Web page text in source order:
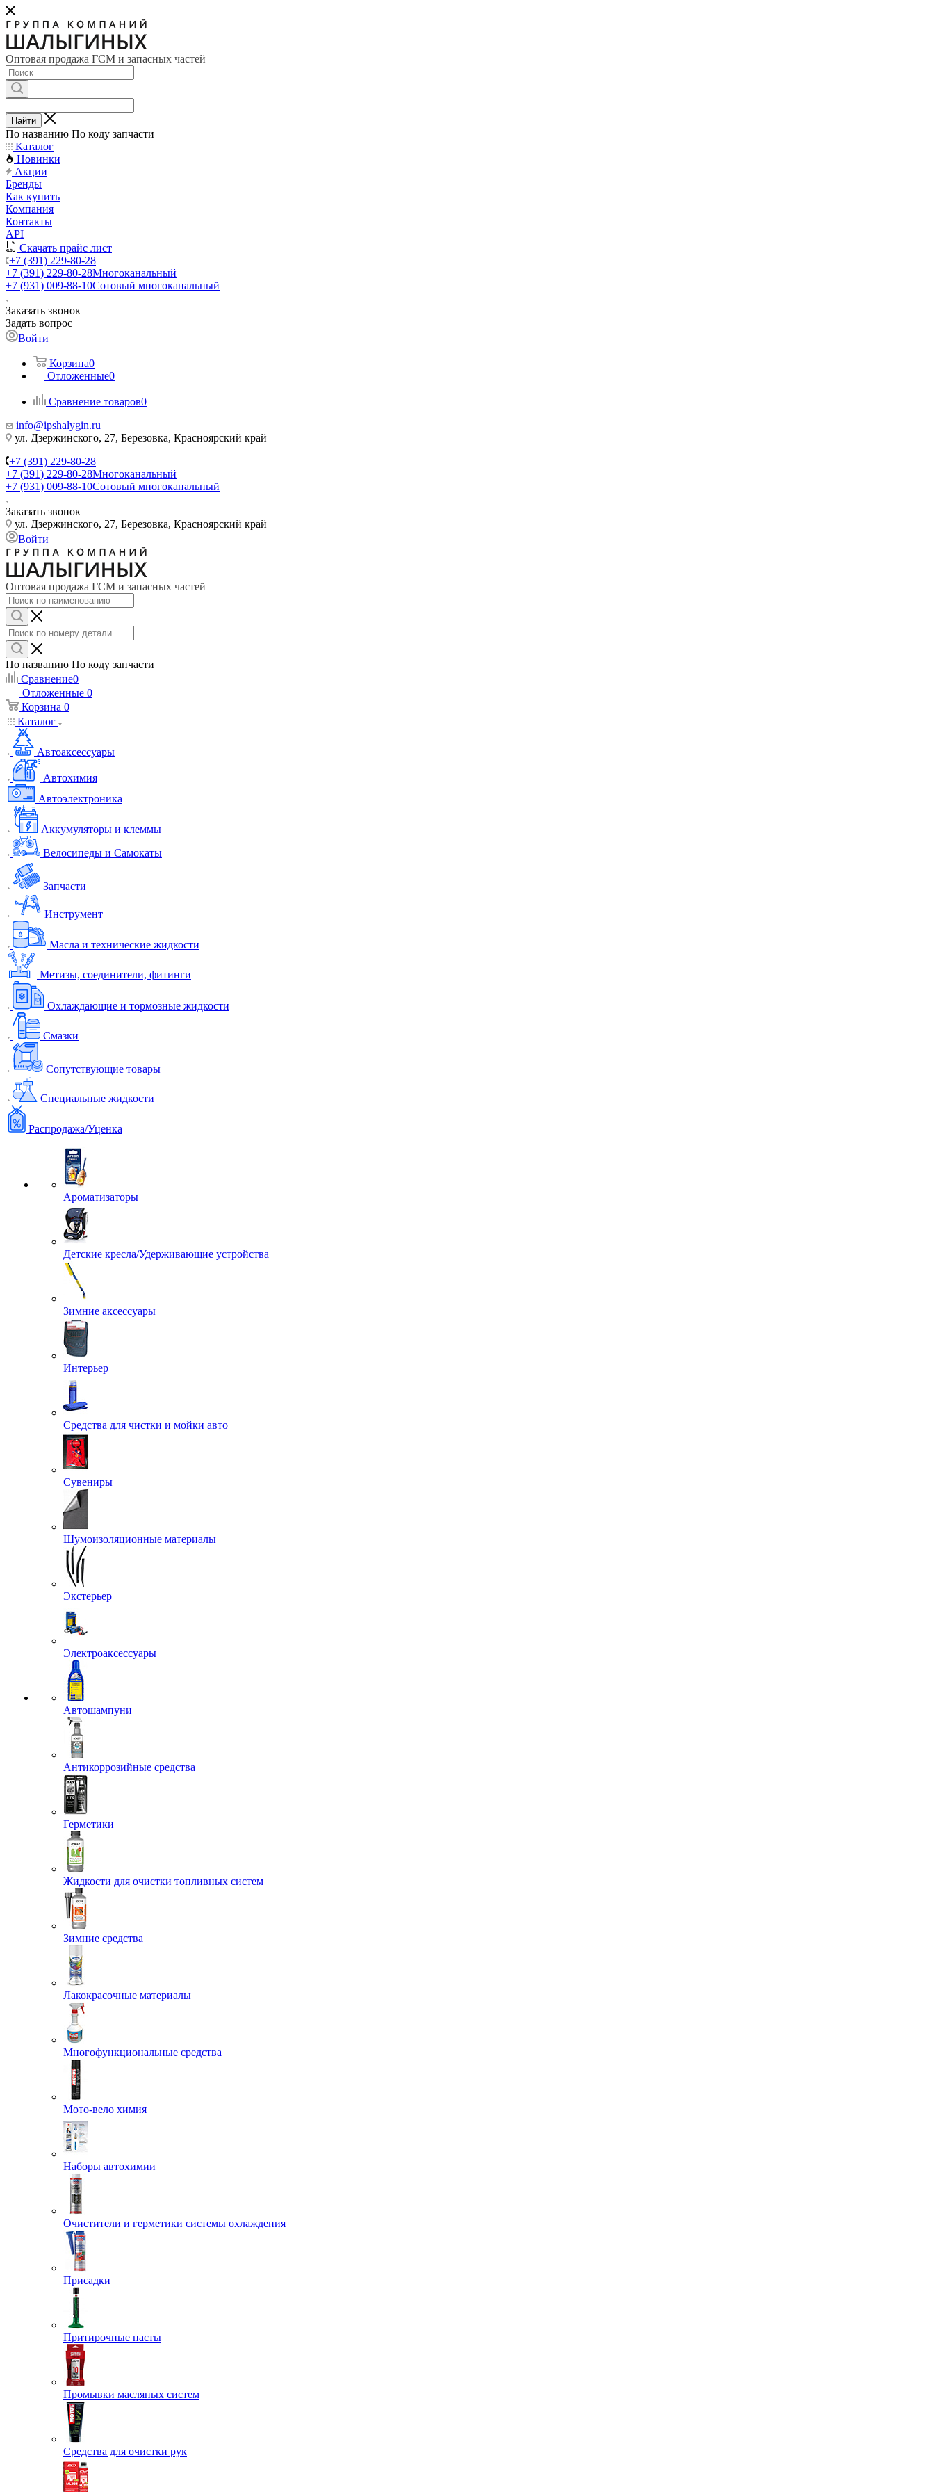
Оптовая продажа ГСМ и запасных частей
Найти
По названию По коду запчасти
Каталог
Новинки
Акции
Бренды
Как купить
Компания
Контакты
API
Скачать прайс лист
+7 (391) 229-80-28
+7 (391) 229-80-28Многоканальный
+7 (931) 009-88-10Сотовый многоканальный
Заказать звонок
Задать вопрос
Войти
Корзина0
Отложенные0
Сравнение товаров0
info@ipshalygin.ru
ул. Дзержинского, 27, Березовка, Красноярский край
+7 (391) 229-80-28
+7 (391) 229-80-28Многоканальный
+7 (931) 009-88-10Сотовый многоканальный
Заказать звонок
ул. Дзержинского, 27, Березовка, Красноярский край
Войти
Оптовая продажа ГСМ и запасных частей
По названию По коду запчасти
Сравнение0
Отложенные 0
Корзина 0
Каталог
Автоаксессуары
Автохимия
Автоэлектроника
Аккумуляторы и клеммы
Велосипеды и Самокаты
Запчасти
Инструмент
Масла и технические жидкости
Метизы, соединители, фитинги
Охлаждающие и тормозные жидкости
Смазки
Сопутствующие товары
Специальные жидкости
Распродажа/Уценка
Ароматизаторы
Детские кресла/Удерживающие устройства
Зимние аксессуары
Интерьер
Средства для чистки и мойки авто
Сувениры
Шумоизоляционные материалы
Экстерьер
Электроаксессуары
Автошампуни
Антикоррозийные средства
Герметики
Жидкости для очистки топливных систем
Зимние средства
Лакокрасочные материалы
Многофункциональные средства
Мото-вело химия
Наборы автохимии
Очистители и герметики системы охлаждения
Присадки
Притирочные пасты
Промывки масляных систем
Средства для очистки рук